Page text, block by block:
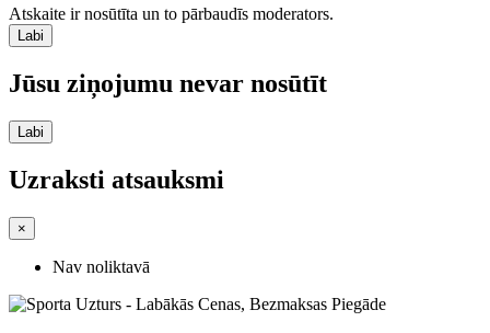
Atskaite ir nosūtīta un to pārbaudīs moderators.
Labi
Jūsu ziņojumu nevar nosūtīt
Labi
Uzraksti atsauksmi
×
Nav noliktavā